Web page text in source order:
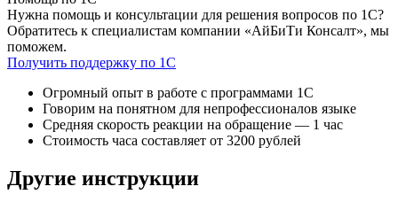
Нужна помощь и консультации для решения вопросов по 1С?
Обратитесь к специалистам компании «АйБиТи Консалт», мы
поможем.
Получить поддержку по 1С
Огромный опыт в работе с программами 1С
Говорим на понятном для непрофессионалов языке
Средняя скорость реакции на обращение — 1 час
Стоимость часа составляет от 3200 рублей
Другие инструкции